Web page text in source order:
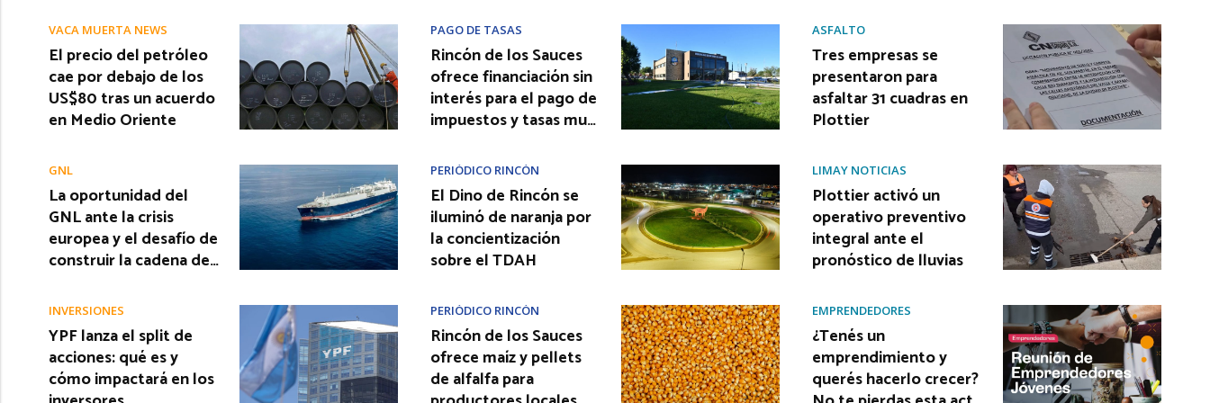
VACA MUERTA NEWS
El precio del petróleo
cae por debajo de los
US$80 tras un acuerdo
en Medio Oriente
GNL
La oportunidad del
GNL ante la crisis
europea y el desafío de
construir la cadena de…
INVERSIONES
YPF lanza el split de
acciones: qué es y
cómo impactará en los
PAGO DE TASAS
Rincón de los Sauces
ofrece financiación sin
interés para el pago de
impuestos y tasas mu…
PERIÓDICO RINCÓN
El Dino de Rincón se
iluminó de naranja por
la concientización
sobre el TDAH
PERIÓDICO RINCÓN
Rincón de los Sauces
ofrece maíz y pellets
de alfalfa para
ASFALTO
Tres empresas se
presentaron para
asfaltar 31 cuadras en
Plottier
LIMAY NOTICIAS
Plottier activó un
operativo preventivo
integral ante el
pronóstico de lluvias
EMPRENDEDORES
¿Tenés un
emprendimiento y
querés hacerlo crecer?